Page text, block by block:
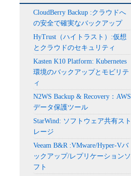
CloudBerry Backup :クラウドへ
の安全で確実なバックアップ
HyTrust（ハイトラスト）:仮想
とクラウドのセキュリティ
Kasten K10 Platform: Kubernetes
環境のバックアップとモビリテ
ィ
N2WS Backup & Recovery：AWS
データ保護ツール
StarWind: ソフトウェア共有スト
レージ
Veeam B&R :VMware/Hyper-Vバ
ックアップ/レプリケーションソ
フト